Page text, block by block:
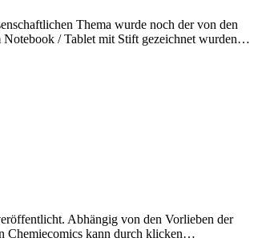
Thema wurde noch der von den
Notebook / Tablet mit Stift gezeichnet wurden…
Abhängig von den Vorlieben der
Chemiecomics kann durch klicken…